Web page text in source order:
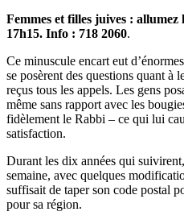
Femmes et filles juives :
17h15. Info : 718 2060.
Ce minuscule encart eut
se posèrent des questions quant à
reçus tous les appels. Les gens
même sans rapport avec les
fidèlement le Rabbi – ce qui lui
satisfaction.
Durant les dix années qui
semaine, avec quelques
suffisait de taper son code postal
pour sa région.